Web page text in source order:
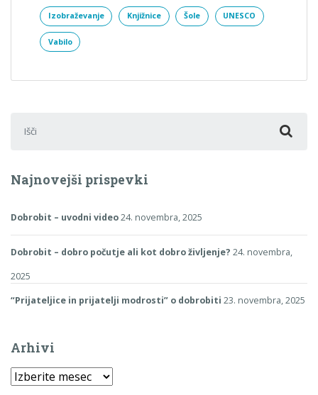
Izobraževanje Knjižnice Šole UNESCO
Vabilo
Najnovejši prispevki
Dobrobit – uvodni video24. novembra, 2025
Dobrobit – dobro počutje ali kot dobro življenje? 24. novembra,
2025
“Prijateljice in prijatelji modrosti” o dobrobiti 23. novembra, 2025
Arhivi
Arhivi